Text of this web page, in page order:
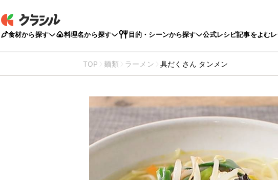
食材から探す 料理名から探す 目的・シーンから探す 公式レシピ記事をよむ
TOP 麺類 ラーメン 具だくさん タンメン